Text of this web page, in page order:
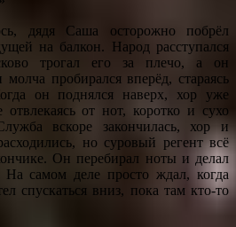
дядя Саша осторожно побрёл
на балкон. Народ расступался
трогал его за плечо, а он
молча пробирался вперёд, стараясь
он поднялся наверх, хор уже
от нот, коротко и сухо
вскоре закончилась, хор и
но суровый регент всё
Он перебирал ноты и делал
На самом деле просто ждал, когда
спускаться вниз, пока там кто-то